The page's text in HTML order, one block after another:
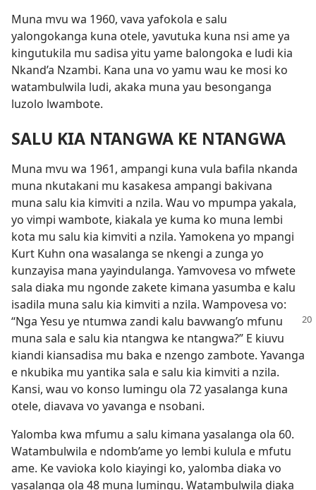
Muna mvu wa 1960, vava yafokola e salu
yalongokanga kuna otele, yavutuka kuna nsi ame ya
kingutukila mu sadisa yitu yame balongoka e ludi kia
Nkand’a Nzambi. Kana una vo yamu wau ke mosi ko
watambulwila ludi, akaka muna yau besonganga
luzolo lwambote.
SALU KIA NTANGWA KE NTANGWA
Muna mvu wa 1961, ampangi kuna vula bafila nkanda
muna nkutakani mu kasakesa ampangi bakivana
muna salu kia kimviti a nzila. Wau vo mpumpa yakala,
yo vimpi wambote, kiakala ye kuma ko muna lembi
kota mu salu kia kimviti a nzila. Yamokena yo mpangi
Kurt Kuhn ona wasalanga se nkengi a zunga yo
kunzayisa mana yayindulanga. Yamvovesa vo mfwete
sala diaka mu ngonde zakete kimana yasumba e kalu
isadila muna salu kia kimviti a nzila. Wampovesa vo:
“Nga Yesu ye ntumwa zandi kalu bavwang’o mfunu
muna sala e salu kia ntangwa ke ntangwa?” E kiuvu
kiandi kiansadisa mu baka e nzengo zambote. Yavanga
e nkubika mu yantika sala e salu kia kimviti a nzila.
Kansi, wau vo konso lumingu ola 72 yasalanga kuna
otele, diavava vo yavanga e nsobani.
Yalomba kwa mfumu a salu kimana yasalanga ola 60.
Watambulwila e ndomb’ame yo lembi kulula e mfutu
ame. Ke vavioka kolo kiayingi ko, yalomba diaka vo
yasalanga ola 48 muna lumingu. Watambulwila diaka